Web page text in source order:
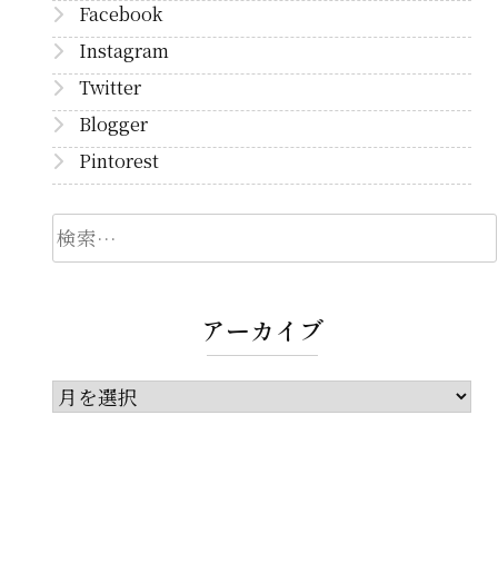
Facebook
Instagram
Twitter
Blogger
Pintorest
検
索
アーカイブ
ア
ー